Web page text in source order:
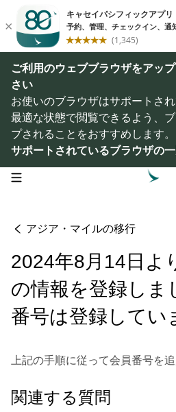
ご利用のウェブブラウザをアッ
さい
お使いのブラウザはサポートさ
最適な状態で閲覧できるよう、
プされることをおすすめします。
サポートされているブラウザの
open navigation menu
アジア・マイルの移行
2024年8月14日よ
の情報を登録しま
番号は登録してい
上記の手順に従って会員番号を
関連する質問